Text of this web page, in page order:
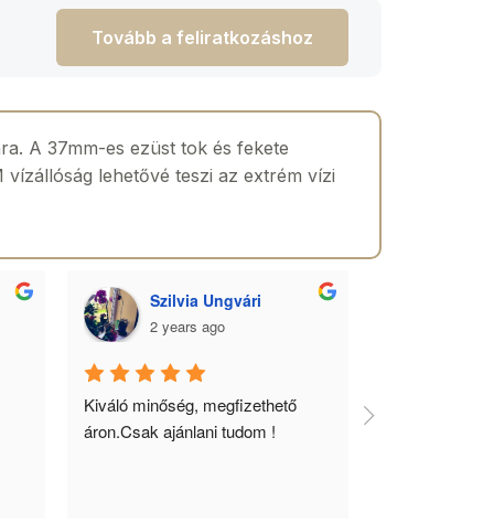
Tovább a feliratkozáshoz
A 37mm-es ezüst tok és fekete
lehetővé teszi az extrém vízi
Szilvia Ungvári
2 years ago
Kiváló minőség, megfizethető
áron.Csak ajánlani tudom !